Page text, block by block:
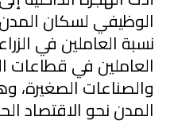
الوظيفي لسكان
نسبة العاملين في
العاملين في قطاعات
والصناعات
المدن نحو الاقتصاد